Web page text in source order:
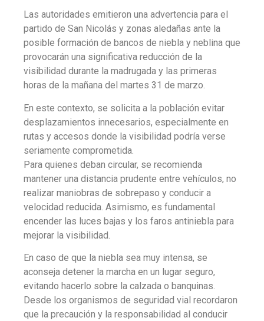
Las autoridades emitieron una advertencia para el
partido de San Nicolás y zonas aledañas ante la
posible formación de bancos de niebla y neblina que
provocarán una significativa reducción de la
visibilidad durante la madrugada y las primeras
horas de la mañana del martes 31 de marzo.
En este contexto, se solicita a la población evitar
desplazamientos innecesarios, especialmente en
rutas y accesos donde la visibilidad podría verse
seriamente comprometida.
Para quienes deban circular, se recomienda
mantener una distancia prudente entre vehículos, no
realizar maniobras de sobrepaso y conducir a
velocidad reducida. Asimismo, es fundamental
encender las luces bajas y los faros antiniebla para
mejorar la visibilidad.
En caso de que la niebla sea muy intensa, se
aconseja detener la marcha en un lugar seguro,
evitando hacerlo sobre la calzada o banquinas.
Desde los organismos de seguridad vial recordaron
que la precaución y la responsabilidad al conducir